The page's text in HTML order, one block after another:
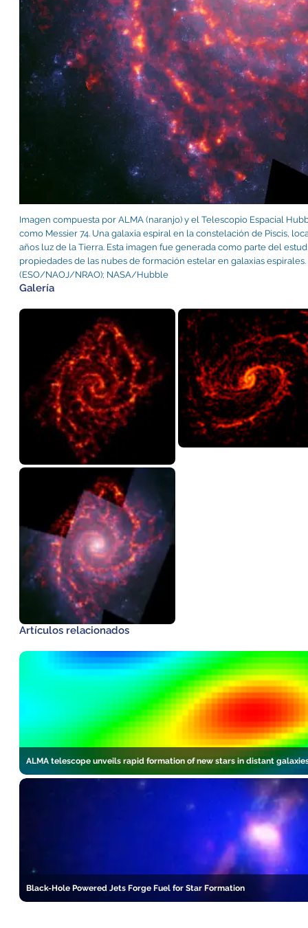
Imagen compuesta por ALMA (naranjo) y el Telescopio Espacial
como Messier 74. Una galaxia espiral en la constelación de Piscis,
años luz de la Tierra. Esta imagen fue generada como parte del
propiedades de las nubes de formación estelar en galaxias
(ESO/NAOJ/NRAO); NASA/Hubble
Galería
Artículos relacionados
ALMA telescope unveils rapid formation of new stars in distant
Black-Hole Powered Jets Forge Fuel for Star Formation